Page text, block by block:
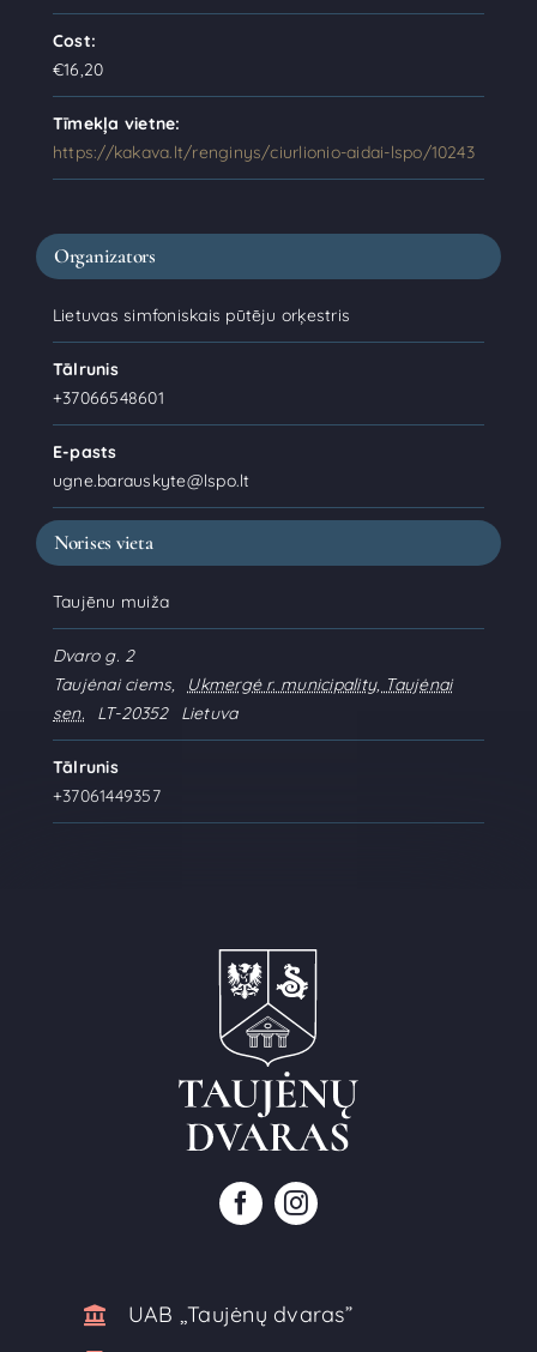
Cost:
€16,20
Tīmekļa vietne:
https://kakava.lt/renginys/ciurlionio-aidai-lspo/10243
Norises vieta
Taujēnu muiža
Dvaro g. 2
Taujėnai ciems,
Ukmergė r. municipality, Taujėnai
sen.
LT-20352 Lietuva
Tālrunis
+37061449357
Organizators
Lietuvas simfoniskais pūtēju orķestris
Tālrunis
+37066548601
E-pasts
ugne.barauskyte@lspo.lt
UAB ,,Taujėnų dvaras”